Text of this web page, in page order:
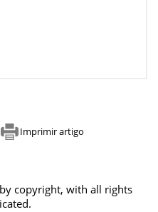
Imprimir artigo
copyright, with all rights